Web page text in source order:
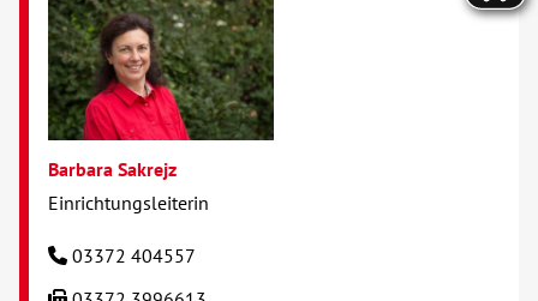
Barbara Sakrejz
Einrichtungsleiterin
03372 404557